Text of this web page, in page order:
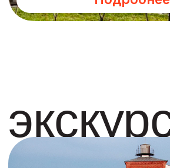
Вечеринки и видеосъемки
Семинары | Тренинги |
Презентации